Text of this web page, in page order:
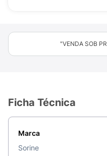
"VENDA SOB
Ficha Técnica
Marca
Sorine